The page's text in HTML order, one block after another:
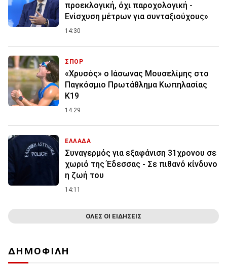
προεκλογική, όχι παροχολογική -
Ενίσχυση μέτρων για συνταξιούχους»
14:30
ΣΠΟΡ
«Χρυσός» ο Ιάσωνας Μουσελίμης στο
Παγκόσμιο Πρωτάθλημα Κωπηλασίας
Κ19
14:29
ΕΛΛΑΔΑ
Συναγερμός για εξαφάνιση 31χρονου σε
χωριό της Έδεσσας - Σε πιθανό κίνδυνο
η ζωή του
14:11
ΟΛΕΣ ΟΙ ΕΙΔΗΣΕΙΣ
ΔΗΜΟΦΙΛΗ